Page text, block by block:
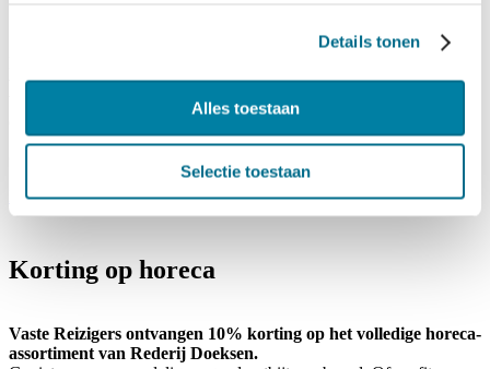
Details tonen
Alles toestaan
Selectie toestaan
van Nederland en heeft uitzicht over de haven en de
Waddenzee. Het hotel biedt luxe en comfort met diverse
Naar aanbieder
Korting op horeca
Vaste Reizigers ontvangen 10% korting op het volledige horeca-
assortiment van Rederij Doeksen.